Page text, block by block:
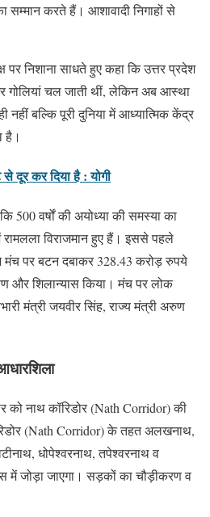
करते हैं। आशावादी निगाहों से
पर निशाना साधते हुए कहा कि उत्तर प्रदेश
गोलियां चल जाती थीं, लेकिन अब आस्था
नहीं बल्कि पूरी दुनिया में आध्यात्मिक केंद्र
है।
से दूर कर दिया है : योगी
500 वर्षों की अयोध्या की समस्या का
रामलला विराजमान हुए हैं। इससे पहले
मंच पर बटन दबाकर 328.43 करोड़ रुपये
और शिलान्यास किया। मंच पर लोक
मंत्री जयवीर सिंह, राज्य मंत्री अरुण
को नाथ कॉरिडोर (Nath Corridor) की
(Nath Corridor) के तहत अलखनाथ,
धोपेश्वरनाथ, तपेश्वरनाथ व
में जोड़ा जाएगा। सड़कों का चौड़ीकरण व